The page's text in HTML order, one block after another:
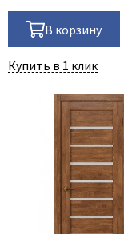
В корзину
Купить в 1 клик